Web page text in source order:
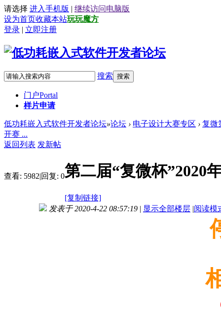
请选择 进入手机版 | 继续访问电脑版
设为首页收藏本站玩玩魔方
登录 | 立即注册
搜索 搜索
门户Portal
样片申请
低功耗嵌入式软件开发者论坛»论坛 › 电子设计大赛专区 › 复微
开赛 ...
返回列表 发新帖
查看: 5982|回复: 0第二届“复微杯”2020
[复制链接]
发表于 2020-4-22 08:57:19 | 显示全部楼层 |阅读模
​